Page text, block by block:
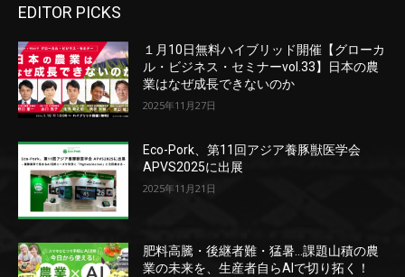
EDITOR PICKS
１月10日無料ハイブリッド開催【グローカ
ル・ビジネス・セミナーvol.33】日本の農
業はなぜ成長できないのか
2025年11月27日
Eco-Pork、第11回アジア養豚獣医学会
APVS2025に出展
2025年11月21日
肥料高騰・後継者難・猛暑…課題山積の農
業の未来を、生産者自らAIで切り拓く！